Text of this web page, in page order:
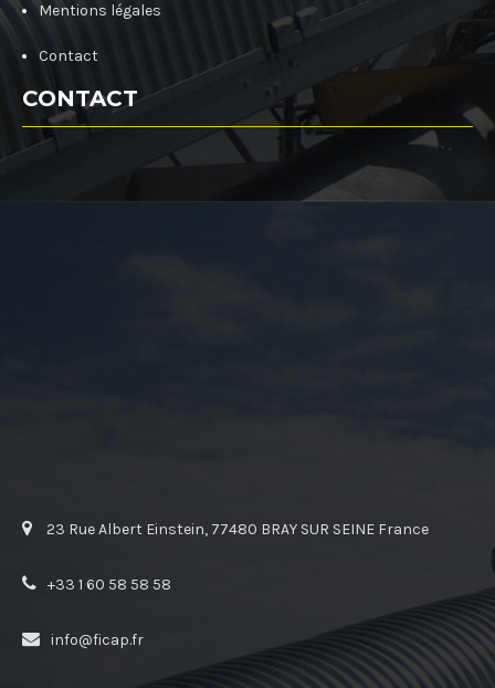
Mentions légales
Contact
CONTACT
23 Rue Albert Einstein, 77480 BRAY SUR SEINE France
+33 1 60 58 58 58
info@ficap.fr